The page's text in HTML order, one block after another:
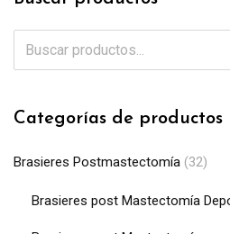
Categorías de productos
Brasieres Postmastectomía (32)
Brasieres post Mastectomía